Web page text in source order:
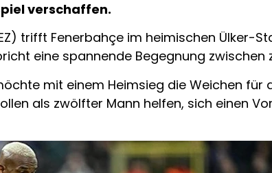
verschaffen.
trifft Fenerbahçe im heimischen Ülker-
eine spannende Begegnung
mit einem Heimsieg die Weichen für
als zwölfter Mann helfen, sich einen